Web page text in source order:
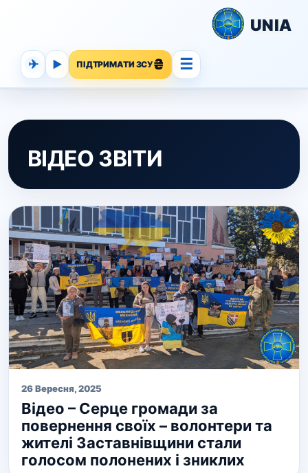
UNIA
✈ ▶ ПІДТРИМАТИ ЗСУ ☰
ВІДЕО ЗВІТИ
26 Вересня, 2025
Відео – Серце громади за
повернення своїх – волонтери та
жителі Заставнівщини стали
голосом полонених і зниклих